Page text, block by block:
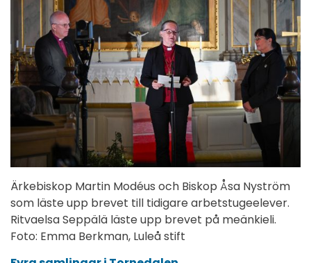
Ärkebiskop Martin Modéus och Biskop Åsa Nyström
som läste upp brevet till tidigare arbetstugeelever.
Ritvaelsa Seppälä läste upp brevet på meänkieli.
Foto: Emma Berkman, Luleå stift